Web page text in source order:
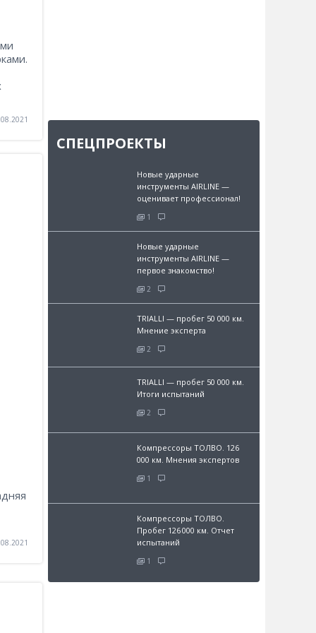
СПЕЦПРОЕКТЫ
Новые ударные
инструменты AIRLINE —
оценивает профессионал!
1
Новые ударные
инструменты AIRLINE —
первое знакомство!
2
TRIALLI — пробег 50 000 км.
Мнение эксперта
2
TRIALLI — пробег 50 000 км.
Итоги испытаний
2
Компрессоры ТОЛВО. 126
000 км. Мнения экспертов
1
Компрессоры ТОЛВО.
Пробег 126 000 км. Отчет
испытаний
1